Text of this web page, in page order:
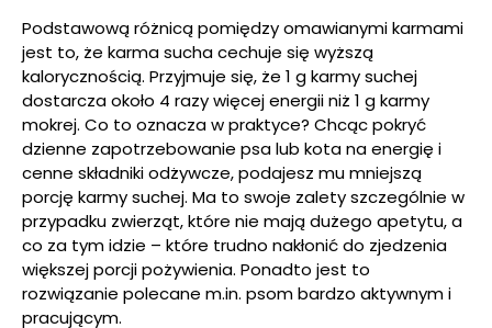
Podstawową różnicą pomiędzy omawianymi karmami
jest to, że karma sucha cechuje się wyższą
kalorycznością. Przyjmuje się, że 1 g karmy suchej
dostarcza około 4 razy więcej energii niż 1 g karmy
mokrej. Co to oznacza w praktyce? Chcąc pokryć
dzienne zapotrzebowanie psa lub kota na energię i
cenne składniki odżywcze, podajesz mu mniejszą
porcję karmy suchej. Ma to swoje zalety szczególnie w
przypadku zwierząt, które nie mają dużego apetytu, a
co za tym idzie – które trudno nakłonić do zjedzenia
większej porcji pożywienia. Ponadto jest to
rozwiązanie polecane m.in. psom bardzo aktywnym i
pracującym.